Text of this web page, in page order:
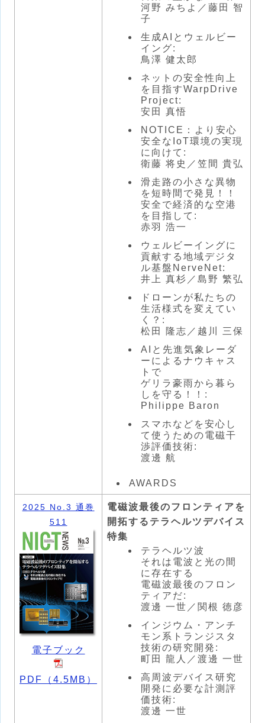
河野 みちよ／藤田 智
子
生成AIとウェルビー
イング:
鳥澤 健太郎
ネットの安全性向上
を目指すWarpDrive
Project:
安田 真悟
NOTICE：より安心
安全なIoT環境の実現
に向けて:
衛藤 将史／笠間 貴弘
滑走路の小さな異物
を短時間で発見！！
安全で経済的な空港
を目指して:
赤羽 浩一
ウェルビーイングに
貢献する地域デジタ
ル基盤NerveNet:
井上 真杉／島野 繁弘
ドローンが私たちの
生活様式を変えてい
く？:
松田 隆志／越川 三保
AIと先進気象レーダ
ーによるナウキャス
トで
ゲリラ豪雨から暮ら
しを守る！！:
Philippe Baron
スマホなどを安心し
て使うための電磁干
渉評価技術:
渡邊 航
AWARDS
2025 No.3 通巻
511
電子ブック
PDF（4.5MB）
電磁波最後のフロンティアを
開拓するテラヘルツデバイス
特集
テラヘルツ波
それは電波と光の間
に存在する
電磁波最後のフロン
ティアだ:
渡邊 一世／関根 徳彦
インジウム・アンチ
モン系トランジスタ
技術の研究開発:
町田 龍人／渡邊 一世
高周波デバイス研究
開発に必要な計測評
価技術:
渡邊 一世